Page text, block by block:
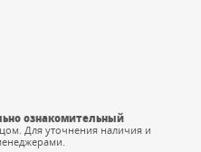
ознакомительный
Для уточнения наличия и